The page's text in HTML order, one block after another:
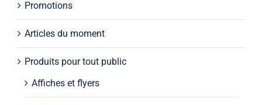
Promotions
Articles du moment
Produits pour tout public
Affiches et flyers